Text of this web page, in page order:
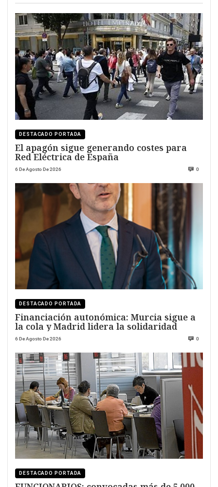
DESTACADO PORTADA
El apagón sigue generando costes para
Red Eléctrica de España
6 De Agosto De 2026 0
DESTACADO PORTADA
Financiación autonómica: Murcia sigue a
la cola y Madrid lidera la solidaridad
6 De Agosto De 2026 0
DESTACADO PORTADA